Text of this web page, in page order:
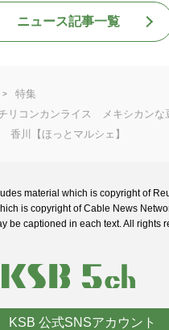
ニュース記事一覧
特集
リコンカンライス メキシカンな
香川【ほっとマルシェ】
material which is copyright of
is copyright of Cable News
be captioned in each text. All rights
KSB 公式SNSアカウント